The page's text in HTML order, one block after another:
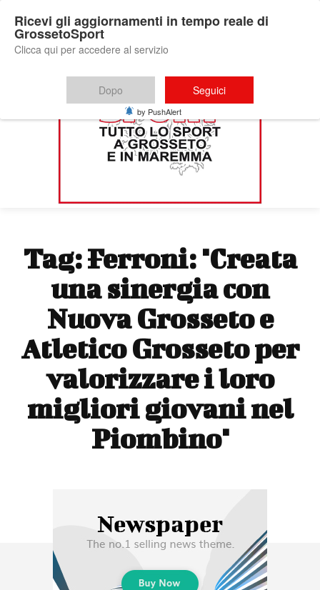
Tag:Ferroni: "Creata
una sinergia con
Nuova Grosseto e
Atletico Grosseto per
valorizzare i loro
migliori giovani nel
Piombino"
Ricevi gli aggiornamenti in tempo reale di
GrossetoSport
Clicca qui per accedere al servizio
Dopo Seguici
by PushAlert